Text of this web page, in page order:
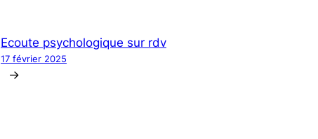
Ecoute psychologique sur rdv
17 février 2025
→